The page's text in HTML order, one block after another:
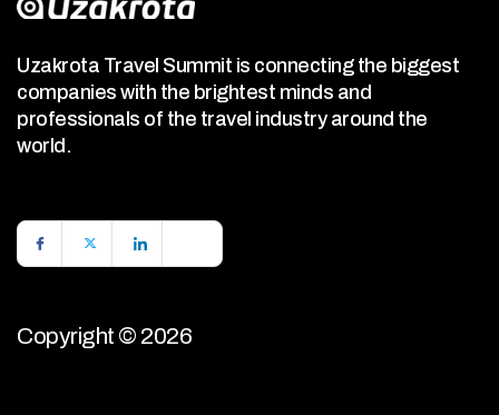
Uzakrota Travel Summit is connecting the biggest
companies with the brightest minds and
professionals of the travel industry around the
world.
Copyright © 2026